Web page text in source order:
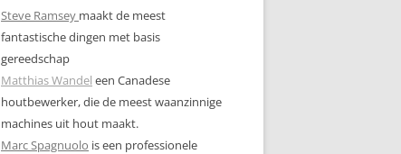
Steve Ramsey maakt de meest
fantastische dingen met basis
gereedschap
Matthias Wandel een Canadese
houtbewerker, die de meest waanzinnige
machines uit hout maakt.
Marc Spagnuolo is een professionele